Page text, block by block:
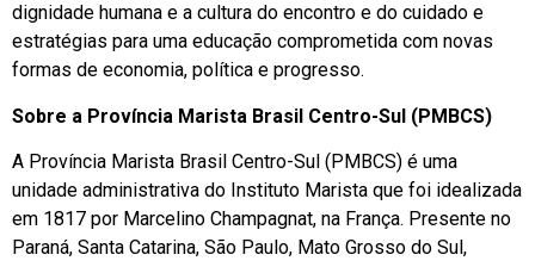
dignidade humana e a cultura do encontro e do cuidado e
estratégias para uma educação comprometida com novas
formas de economia, política e progresso.
Sobre a Província Marista Brasil Centro-Sul (PMBCS)
A Província Marista Brasil Centro-Sul (PMBCS) é uma
unidade administrativa do Instituto Marista que foi idealizada
em 1817 por Marcelino Champagnat, na França. Presente no
Paraná, Santa Catarina, São Paulo, Mato Grosso do Sul,